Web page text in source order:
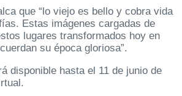
que “lo viejo es bello y cobra vida
Estas imágenes cargadas de
lugares transformados hoy en
su época gloriosa”.
disponible hasta el 11 de junio de